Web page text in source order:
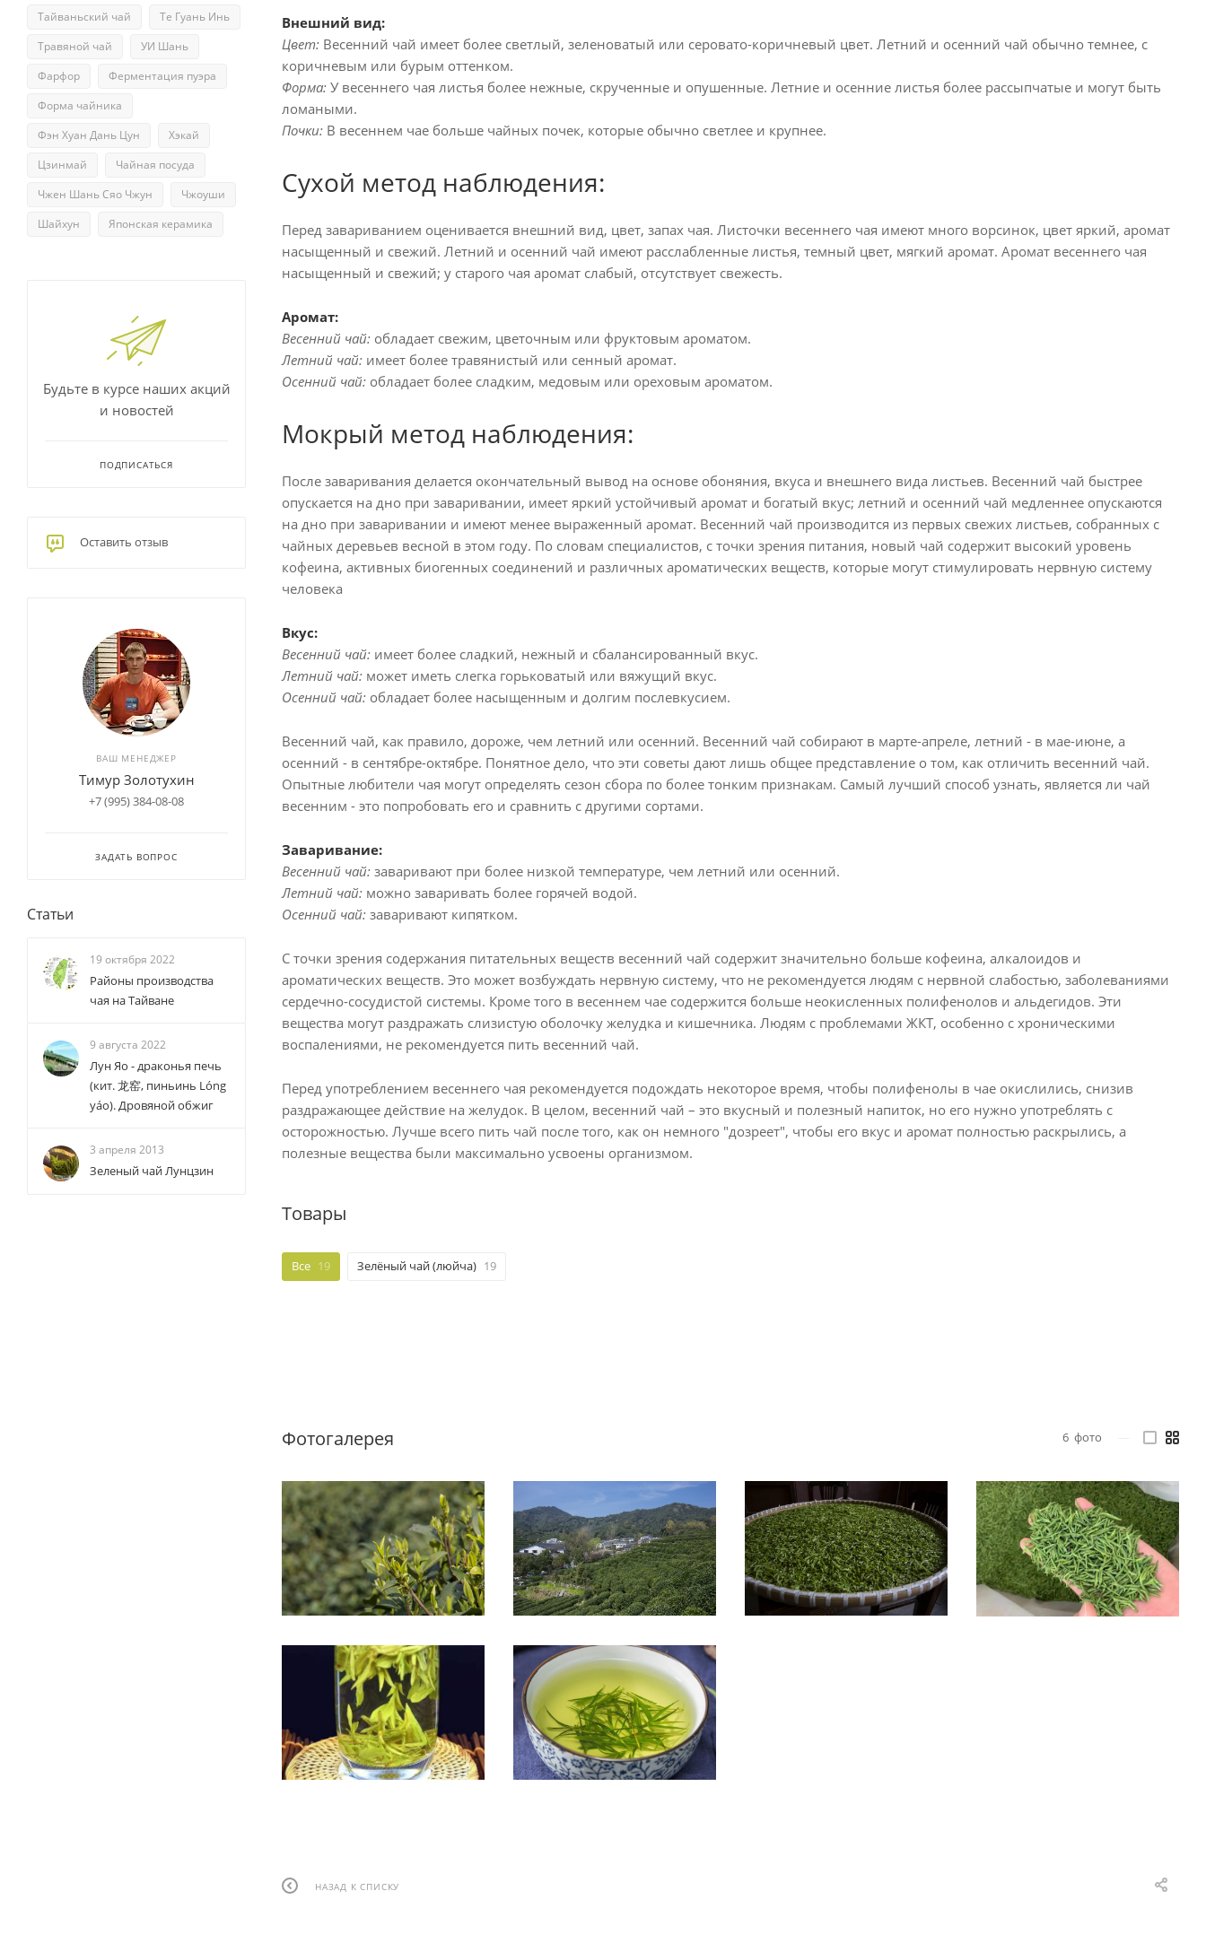
Внешний вид:
Цвет: Весенний чай имеет более светлый, зеленоватый или серовато-коричневый цвет. Летний и осенний чай обычно темнее, с
коричневым или бурым оттенком.
Форма: У весеннего чая листья более нежные, скрученные и опушенные. Летние и осенние листья более рассыпчатые и могут быть
ломаными.
Почки: В весеннем чае больше чайных почек, которые обычно светлее и крупнее.
Сухой метод наблюдения:
Перед завариванием оценивается внешний вид, цвет, запах чая. Листочки весеннего чая имеют много ворсинок, цвет яркий, аромат
насыщенный и свежий. Летний и осенний чай имеют расслабленные листья, темный цвет, мягкий аромат. Аромат весеннего чая
насыщенный и свежий; у старого чая аромат слабый, отсутствует свежесть.
Аромат:
Весенний чай: обладает свежим, цветочным или фруктовым ароматом.
Летний чай: имеет более травянистый или сенный аромат.
Осенний чай: обладает более сладким, медовым или ореховым ароматом.
Мокрый метод наблюдения:
После заваривания делается окончательный вывод на основе обоняния, вкуса и внешнего вида листьев. Весенний чай быстрее
опускается на дно при заваривании, имеет яркий устойчивый аромат и богатый вкус; летний и осенний чай медленнее опускаются
на дно при заваривании и имеют менее выраженный аромат. Весенний чай производится из первых свежих листьев, собранных с
чайных деревьев весной в этом году. По словам специалистов, с точки зрения питания, новый чай содержит высокий уровень
кофеина, активных биогенных соединений и различных ароматических веществ, которые могут стимулировать нервную систему
человека
Вкус:
Весенний чай: имеет более сладкий, нежный и сбалансированный вкус.
Летний чай: может иметь слегка горьковатый или вяжущий вкус.
Осенний чай: обладает более насыщенным и долгим послевкусием.
Весенний чай, как правило, дороже, чем летний или осенний. Весенний чай собирают в марте-апреле, летний - в мае-июне, а
осенний - в сентябре-октябре. Понятное дело, что эти советы дают лишь общее представление о том, как отличить весенний чай.
Опытные любители чая могут определять сезон сбора по более тонким признакам. Самый лучший способ узнать, является ли чай
весенним - это попробовать его и сравнить с другими сортами.
Заваривание:
Весенний чай: заваривают при более низкой температуре, чем летний или осенний.
Летний чай: можно заваривать более горячей водой.
Осенний чай: заваривают кипятком.
С точки зрения содержания питательных веществ весенний чай содержит значительно больше кофеина, алкалоидов и
ароматических веществ. Это может возбуждать нервную систему, что не рекомендуется людям с нервной слабостью, заболеваниями
сердечно-сосудистой системы. Кроме того в весеннем чае содержится больше неокисленных полифенолов и альдегидов. Эти
вещества могут раздражать слизистую оболочку желудка и кишечника. Людям с проблемами ЖКТ, особенно с хроническими
воспалениями, не рекомендуется пить весенний чай.
Перед употреблением весеннего чая рекомендуется подождать некоторое время, чтобы полифенолы в чае окислились, снизив
раздражающее действие на желудок. В целом, весенний чай – это вкусный и полезный напиток, но его нужно употреблять с
осторожностью. Лучше всего пить чай после того, как он немного "дозреет", чтобы его вкус и аромат полностью раскрылись, а
полезные вещества были максимально усвоены организмом.
Товары
Все 19 Зелёный чай (люйча) 19
Фотогалерея 6 фото
НАЗАД К СПИСКУ
Тайваньский чай
Те Гуань Инь
Травяной чай
УИ Шань
Фарфор
Ферментация пуэра
Форма чайника
Фэн Хуан Дань Цун
Хэкай
Цзинмай
Чайная посуда
Чжен Шань Сяо Чжун
Чжоуши
Шайхун
Японская керамика
Будьте в курсе наших акций
и новостей
ПОДПИСАТЬСЯ
Оставить отзыв
ВАШ МЕНЕДЖЕР
Тимур Золотухин
+7 (995) 384-08-08
ЗАДАТЬ ВОПРОС
Статьи
19 октября 2022
Районы производства
чая на Тайване
9 августа 2022
Лун Яо - драконья печь
(кит. 龙窑, пиньинь Lóng
yáo). Дровяной обжиг
3 апреля 2013
Зеленый чай Лунцзин